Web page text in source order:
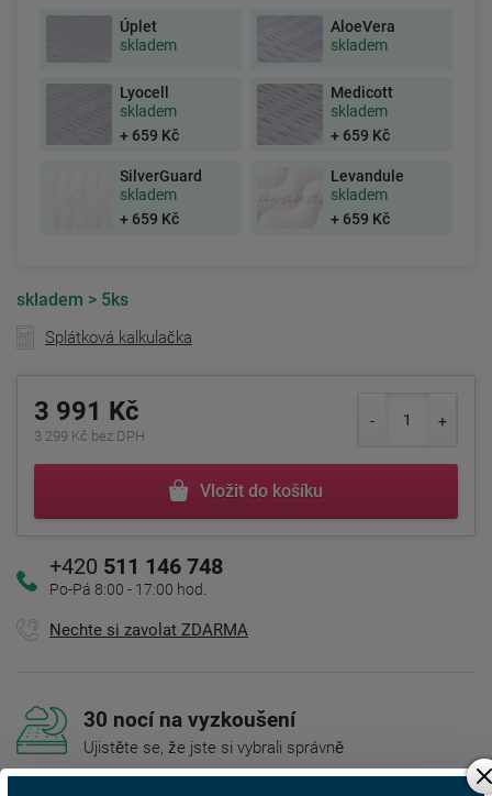
Úplet
skladem
AloeVera
skladem
Lyocell
skladem
+ 659 Kč
Medicott
skladem
+ 659 Kč
SilverGuard
skladem
+ 659 Kč
Levandule
skladem
+ 659 Kč
skladem > 5ks
Splátková kalkulačka
3 991 Kč
3 299 Kč bez DPH
Vložit do košíku
+420 511 146 748
Po-Pá 8:00 - 17:00 hod.
Nechte si zavolat ZDARMA
30 nocí na vyzkoušení
Ujistěte se, že jste si vybrali správně